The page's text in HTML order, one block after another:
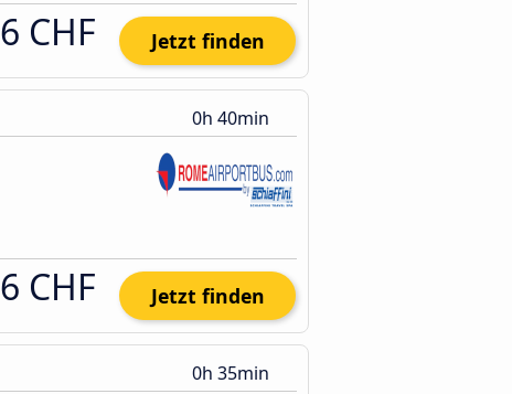
6 CHF Jetzt finden
0h 40min
6 CHF Jetzt finden
0h 35min